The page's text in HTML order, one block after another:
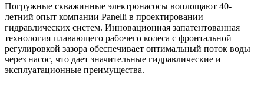
Погружные скважинные электронасосы воплощают 40-
летний опыт компании Panelli в проектировании
гидравлических систем. Инновационная запатентованная
технология плавающего рабочего колеса с фронтальной
регулировкой зазора обеспечивает оптимальный поток воды
через насос, что дает значительные гидравлические и
эксплуатационные преимущества.